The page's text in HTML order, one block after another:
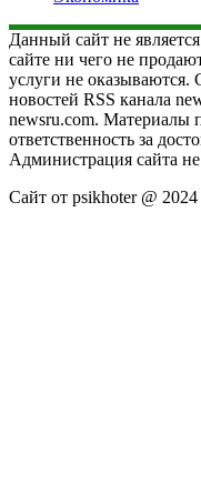
Данный сайт не
сайте ни чего не
услуги не оказываются.
новостей RSS канала
newsru.com. Материалы
ответственность за
Администрация сайта не
Сайт от psikhoter @ 2024